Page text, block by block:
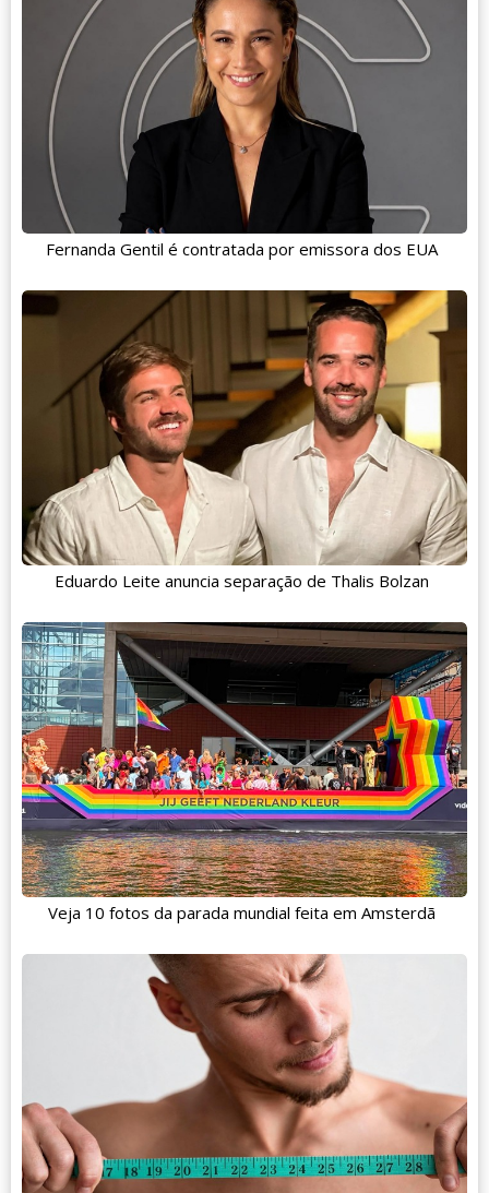
Fernanda Gentil é contratada por emissora dos EUA
Eduardo Leite anuncia separação de Thalis Bolzan
Veja 10 fotos da parada mundial feita em Amsterdã